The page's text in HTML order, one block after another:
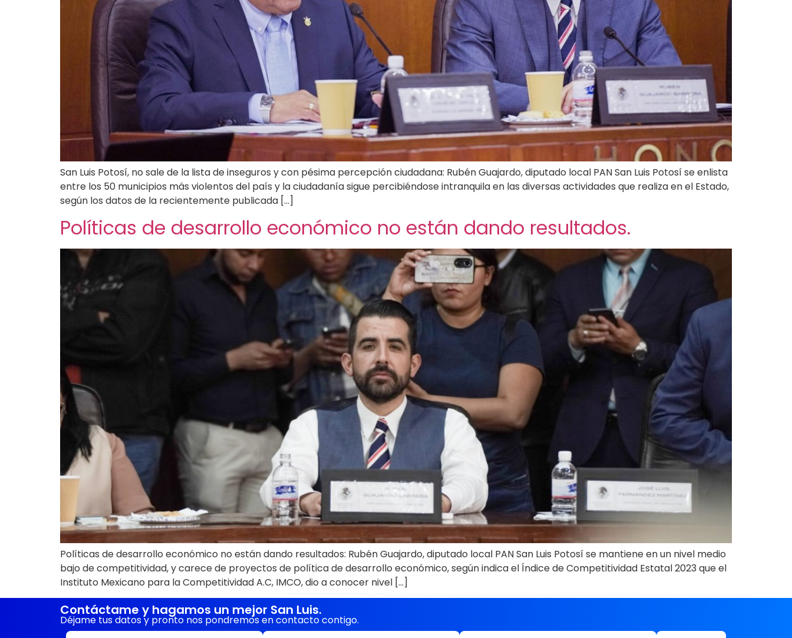
San Luis Potosí, no sale de la lista de inseguros y con pésima percepción ciudadana: Rubén Guajardo, diputado local PAN San Luis Potosí se enlista
entre los 50 municipios más violentos del país y la ciudadanía sigue percibiéndose intranquila en las diversas actividades que realiza en el Estado,
según los datos de la recientemente publicada […]
Políticas de desarrollo económico no están dando resultados.
Políticas de desarrollo económico no están dando resultados: Rubén Guajardo, diputado local PAN San Luis Potosí se mantiene en un nivel medio
bajo de competitividad, y carece de proyectos de política de desarrollo económico, según indica el Índice de Competitividad Estatal 2023 que el
Instituto Mexicano para la Competitividad A.C, IMCO, dio a conocer nivel […]
Contáctame y hagamos un mejor San Luis.
Déjame tus datos y pronto nos pondremos en contacto contigo.